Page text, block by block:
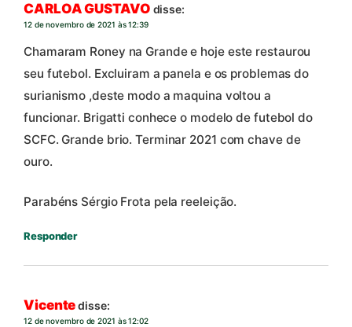
CARLOA GUSTAVO disse:
12 de novembro de 2021 às 12:39
Chamaram Roney na Grande e hoje este restaurou
seu futebol. Excluiram a panela e os problemas do
surianismo ,deste modo a maquina voltou a
funcionar. Brigatti conhece o modelo de futebol do
SCFC. Grande brio. Terminar 2021 com chave de
ouro.
Parabéns Sérgio Frota pela reeleição.
Responder
Vicentedisse:
12 de novembro de 2021 às 12:02